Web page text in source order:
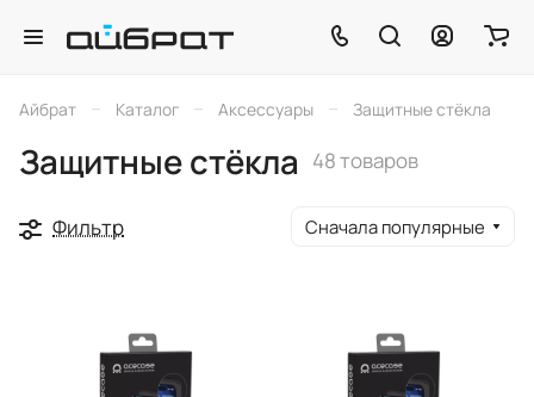
Айбрат – Каталог – Аксессуары – Защитные стёкла
Защитные стёкла 48 товаров
Фильтр Сначала популярные